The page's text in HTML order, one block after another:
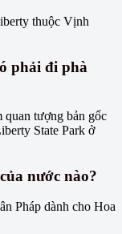
thuộc Vịnh
phải đi phà
tượng bản gốc
State Park ở
nước nào?
Pháp dành cho Hoa